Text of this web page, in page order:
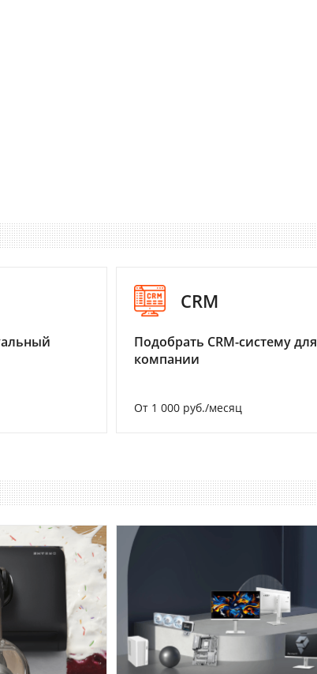
CRM
Подобрать CRM-систему для
компании
От 1 000 руб./месяц